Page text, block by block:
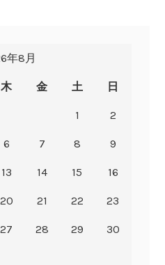
年8月
木 金 土 日
1 2
6 7 8 9
13 14 15 16
20 21 22 23
27 28 29 30